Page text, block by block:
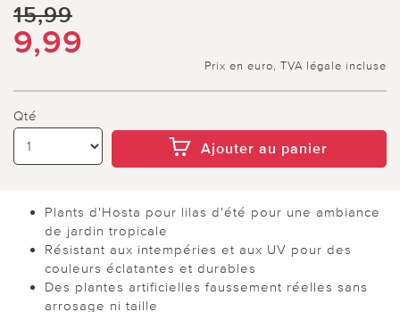
15,99
9,99
Prix en euro, TVA légale incluse
Qté
Ajouter au panier
Plants d'Hosta pour lilas d'été pour une ambiance
de jardin tropicale
Résistant aux intempéries et aux UV pour des
couleurs éclatantes et durables
Des plantes artificielles faussement réelles sans
arrosage ni taille